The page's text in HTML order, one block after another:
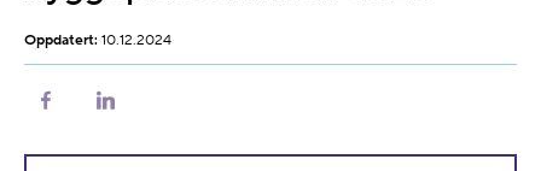
Oppdatert: 10.12.2024
Del
Del